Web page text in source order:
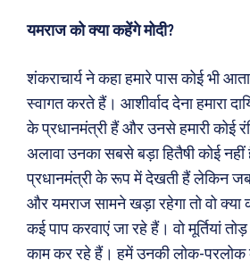
यमराज को क्या कहेंगे मोदी?
शंकराचार्य ने कहा हमारे पास कोई भी
स्वागत करते हैं। आशीर्वाद देना हमारा
के प्रधानमंत्री हैं और उनसे हमारी कोई
अलावा उनका सबसे बड़ा हितैषी कोई
प्रधानमंत्री के रूप में देखती हैं लेकिन
और यमराज सामने खड़ा रहेगा तो वो क्या
कई पाप करवाएं जा रहे हैं। वो मूर्तियां
काम कर रहे हैं। हमें उनकी लोक-परलोक